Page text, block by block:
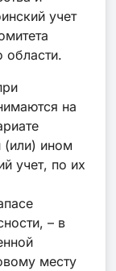
учет
области.
на
(или) ином
учет, по их
– в
месту